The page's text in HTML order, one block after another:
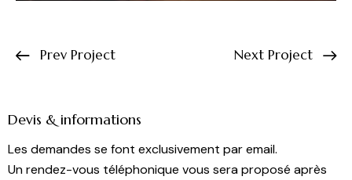
Prev Project Next Project
Devis & informations
Les demandes se font exclusivement par email.
Un rendez-vous téléphonique vous sera proposé après